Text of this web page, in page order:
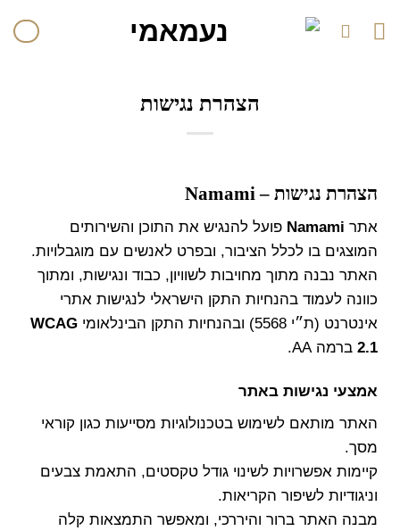
הצהרת נגישות
הצהרת נגישות – Namami
אתר Namami פועל להנגיש את התוכן והשירותים
המוצגים בו לכלל הציבור, ובפרט לאנשים עם מוגבלויות.
האתר נבנה מתוך מחויבות לשוויון, כבוד ונגישות, ומתוך
כוונה לעמוד בהנחיות התקן הישראלי לנגישות אתרי
אינטרנט (ת״י 5568) ובהנחיות התקן הבינלאומי
WCAG
2.1 ברמה AA.
אמצעי נגישות באתר
האתר מותאם לשימוש בטכנולוגיות מסייעות כגון קוראי
מסך.
קיימות אפשרויות לשינוי גודל טקסטים, התאמת צבעים
וניגודיות לשיפור הקריאות.
מבנה האתר ברור והיררכי, ומאפשר התמצאות קלה